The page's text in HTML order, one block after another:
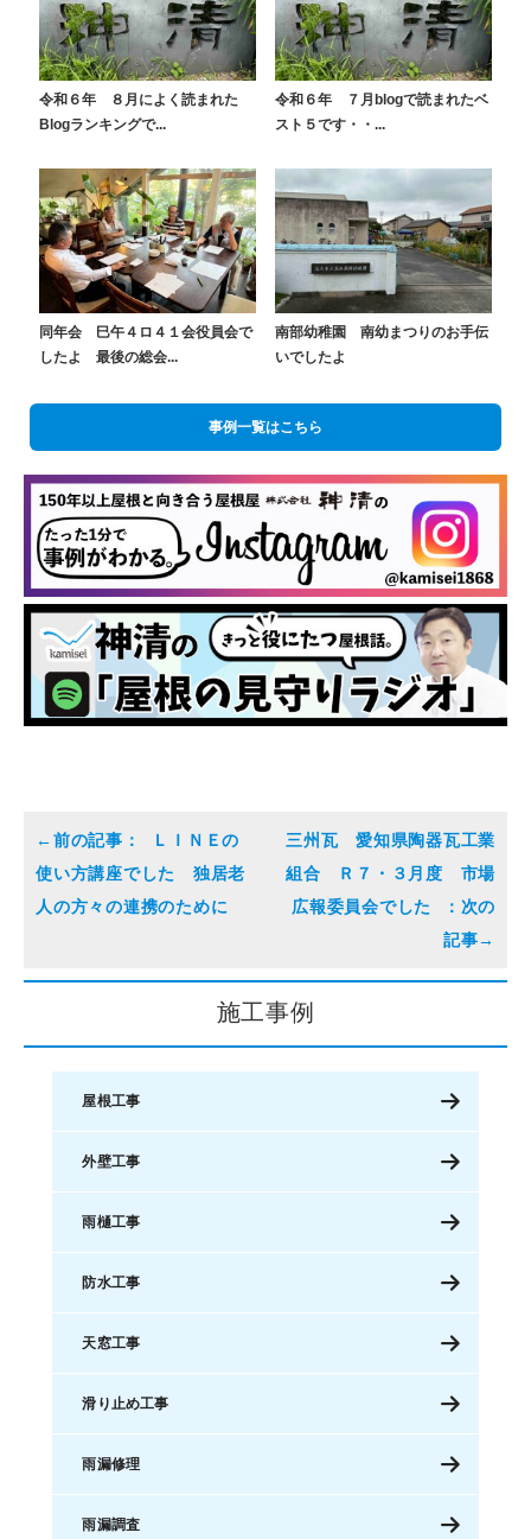
令和６年 ８月によく読まれた
Blogランキングで...
令和６年 ７月blogで読まれたベ
スト５です・・...
同年会 巳午４ロ４１会役員会で
したよ 最後の総会...
南部幼稚園 南幼まつりのお手伝
いでしたよ
事例一覧はこちら
ＬＩＮＥの
使い方講座でした 独居老
人の方々の連携のために
三州瓦 愛知県陶器瓦工業
組合 Ｒ７・３月度 市場
広報委員会でした
施工事例
屋根工事
外壁工事
雨樋工事
防水工事
天窓工事
滑り止め工事
雨漏修理
雨漏調査